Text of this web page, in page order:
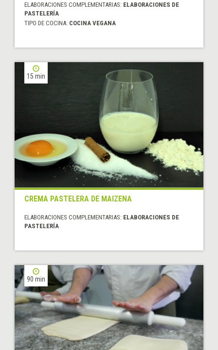
ELABORACIONES COMPLEMENTARIAS: ELABORACIONES DE
PASTELERÍA
TIPO DE COCINA: COCINA VEGANA
15 min
CREMA PASTELERA DE MAIZENA
ELABORACIONES COMPLEMENTARIAS: ELABORACIONES DE
PASTELERÍA
90 min